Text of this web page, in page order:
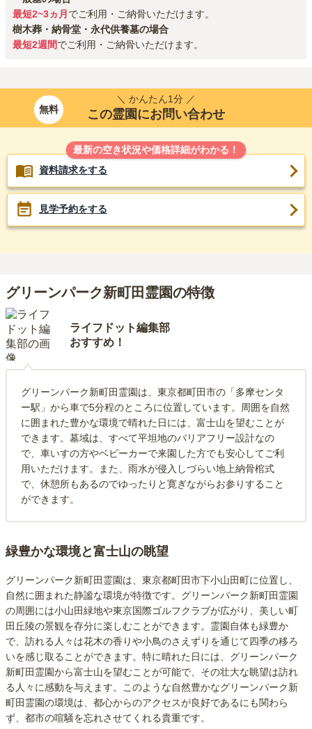
最短2~3ヵ月 でご利用・ご納骨いただけます。
樹木葬・納骨堂・永代供養墓の場合
最短2週間でご利用・ご納骨いただけます。
無料
＼ かんたん1分 ／
この霊園にお問い合わせ
最新の空き状況や価格詳細がわかる！
資料請求をする
見学予約をする
グリーンパーク新町田霊園の特徴
ライフドット編集部
おすすめ！
グリーンパーク新町田霊園は、東京都町田市の「多摩センタ
ー駅」から車で5分程のところに位置しています。周囲を自然
に囲まれた豊かな環境で晴れた日には、富士山を望むことが
できます。墓域は、すべて平坦地のバリアフリー設計なの
で、車いすの方やベビーカーで来園した方でも安心してご利
用いただけます。また、雨水が侵入しづらい地上納骨棺式
で、休憩所もあるのでゆったりと寛ぎながらお参りすること
ができます。
緑豊かな環境と富士山の眺望
グリーンパーク新町田霊園は、東京都町田市下小山田町に位置し、
自然に囲まれた静謐な環境が特徴です。グリーンパーク新町田霊園
の周囲には小山田緑地や東京国際ゴルフクラブが広がり、美しい町
田丘陵の景観を存分に楽しむことができます。霊園自体も緑豊か
で、訪れる人々は花木の香りや小鳥のさえずりを通じて四季の移ろ
いを感じ取ることができます。特に晴れた日には、グリーンパーク
新町田霊園から富士山を望むことが可能で、その壮大な眺望は訪れ
る人々に感動を与えます。このような自然豊かなグリーンパーク新
町田霊園の環境は、都心からのアクセスが良好であるにも関わら
ず、都市の喧騒を忘れさせてくれる貴重です。